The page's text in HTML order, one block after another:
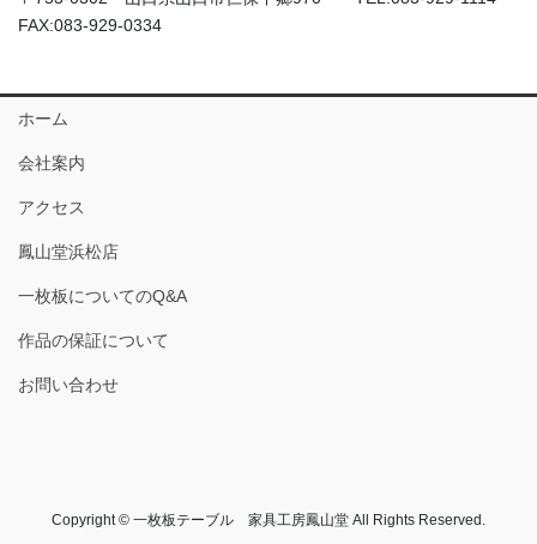
FAX:083-929-0334
ホーム
会社案内
アクセス
鳳山堂浜松店
一枚板についてのQ&A
作品の保証について
お問い合わせ
Copyright © 一枚板テーブル 家具工房鳳山堂 All Rights Reserved.